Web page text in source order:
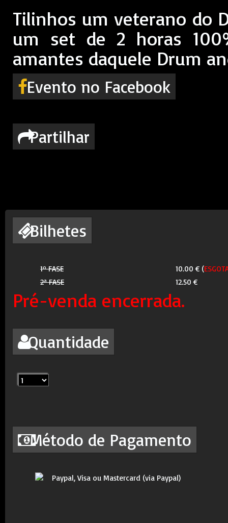
Tilinhos um veterano do
um set de 2 horas
amantes daquele Drum
Evento no Facebook
Partilhar
Bilhetes
1º FASE 10.00 € (
2ª FASE
12.50 €
Pré-venda encerrada.
Quantidade
Método de Pagamento
Paypal, Visa ou Mastercard (via Paypal)